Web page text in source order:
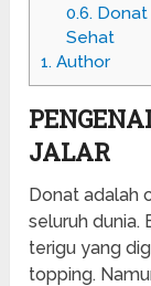
0.6.Donat
Sehat
1. Author
JALAR
Donat adalah
seluruh dunia.
terigu yang
topping.